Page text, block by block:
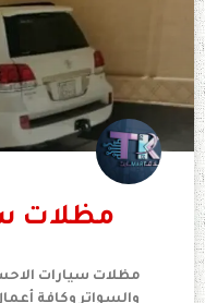
مظلات
مظلات سيارات
والسواتر وكافة